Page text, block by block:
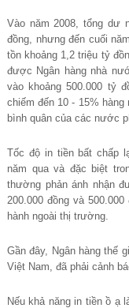
Vào năm 2008, tổng dư
đồng, nhưng đến cuối
tồn khoảng 1,2 triệu tỷđồ
được Ngân hàng nhà n
vào khoảng 500.000 tỷđ
chiếm đến 10 - 15% hàng
bình quân của các nước
Tốc độin tiền bất chấp l
năm qua và đặc biệt
thường phản ánh nhận đ
200.000 đồng và 500.000
hành ngoài thị trường.
Gần đây, Ngân hàng thế gi
Việt Nam, đã phải cảnh
Nếu khảnăng in tiềnồ ạ